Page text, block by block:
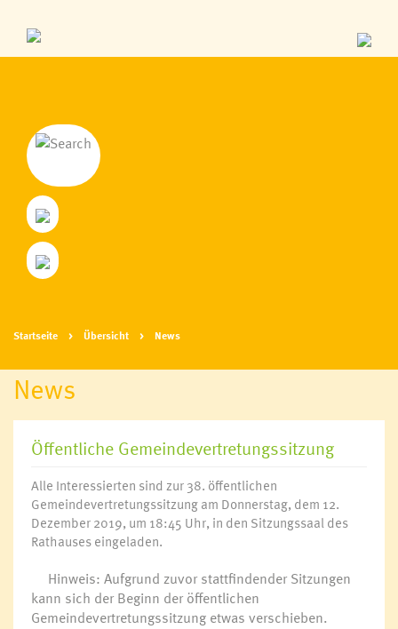
Startseite Übersicht News
News
Öffentliche Gemeindevertretungssitzung
Alle Interessierten sind zur 38. öffentlichen
Gemeindevertretungssitzung am Donnerstag, dem 12.
Dezember 2019, um 18:45 Uhr, in den Sitzungssaal des
Rathauses eingeladen.
Hinweis: Aufgrund zuvor stattfindender Sitzungen
kann sich der Beginn der öffentlichen
Gemeindevertretungssitzung etwas verschieben.